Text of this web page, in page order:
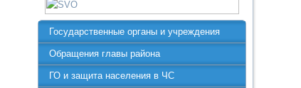
Государственные органы и учреждения
Обращения главы района
ГО и защита населения в ЧС